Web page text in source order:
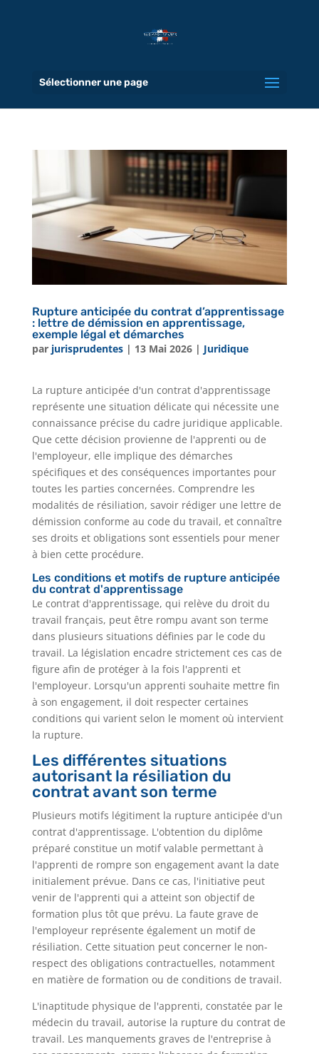
Sélectionner une page
Rupture anticipée du contrat d’apprentissage
: lettre de démission en apprentissage,
exemple légal et démarches
par jurisprudentes| 13 Mai 2026| Juridique
La rupture anticipée d'un contrat d'apprentissage
représente une situation délicate qui nécessite une
connaissance précise du cadre juridique applicable.
Que cette décision provienne de l'apprenti ou de
l'employeur, elle implique des démarches
spécifiques et des conséquences importantes pour
toutes les parties concernées. Comprendre les
modalités de résiliation, savoir rédiger une lettre de
démission conforme au code du travail, et connaître
ses droits et obligations sont essentiels pour mener
à bien cette procédure.
Les conditions et motifs de rupture anticipée
du contrat d'apprentissage
Le contrat d'apprentissage, qui relève du droit du
travail français, peut être rompu avant son terme
dans plusieurs situations définies par le code du
travail. La législation encadre strictement ces cas de
figure afin de protéger à la fois l'apprenti et
l'employeur. Lorsqu'un apprenti souhaite mettre fin
à son engagement, il doit respecter certaines
conditions qui varient selon le moment où intervient
la rupture.
Les différentes situations
autorisant la résiliation du
contrat avant son terme
Plusieurs motifs légitiment la rupture anticipée d'un
contrat d'apprentissage. L'obtention du diplôme
préparé constitue un motif valable permettant à
l'apprenti de rompre son engagement avant la date
initialement prévue. Dans ce cas, l'initiative peut
venir de l'apprenti qui a atteint son objectif de
formation plus tôt que prévu. La faute grave de
l'employeur représente également un motif de
résiliation. Cette situation peut concerner le non-
respect des obligations contractuelles, notamment
en matière de formation ou de conditions de travail.
L'inaptitude physique de l'apprenti, constatée par le
médecin du travail, autorise la rupture du contrat de
travail. Les manquements graves de l'entreprise à